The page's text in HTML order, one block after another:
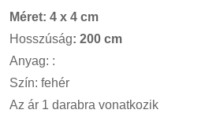
Méret: 4 x 4 cm
Hosszúság: 200 cm
Anyag: :
Szín: fehér
Az ár 1 darabra vonatkozik